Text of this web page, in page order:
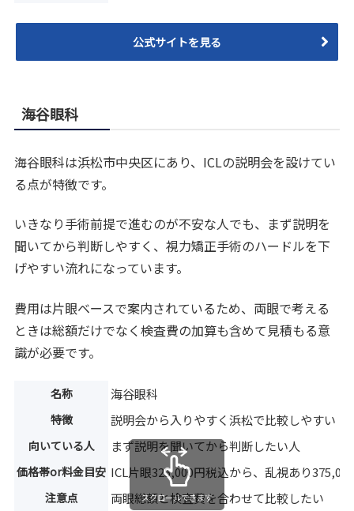
公式サイトを見る
海谷眼科
海谷眼科は浜松市中央区にあり、ICLの説明会を設けてい
る点が特徴です。
いきなり手術前提で進むのが不安な人でも、まず説明を
聞いてから判断しやすく、視力矯正手術のハードルを下
げやすい流れになっています。
費用は片眼ベースで案内されているため、両眼で考える
ときは総額だけでなく検査費の加算も含めて見積もる意
識が必要です。
名称 海谷眼科
特徴 説明会から入りやすく浜松で比較しやすい
向いている人 まず説明を聞いてから判断したい人
価格帯or料金目安 ICL片眼325,000円税込から、乱視あり
注意点 両眼総額と検査費を合わせて比較したい
スクロールできます